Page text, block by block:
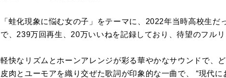
「蛙化現象に悩む女の子」をテーマに、2022年当時高校生
で、239万回再生、20万いいねを記録しており、待望のフルリ
軽快なリズムとホーンアレンジが彩る華やかなサウンドで、
皮肉とユーモアを織り交ぜた歌詞が印象的な一曲で、 “現代に